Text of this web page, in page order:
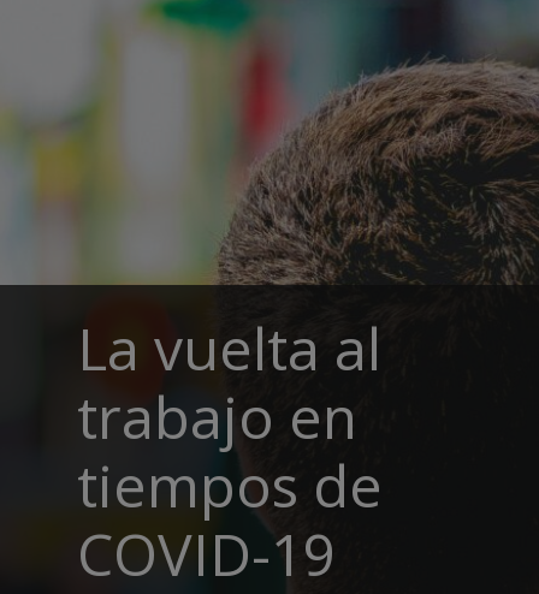
La vuelta al
trabajo en
tiempos de
COVID-19